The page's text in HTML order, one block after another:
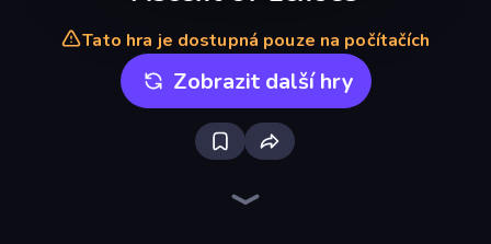
Tato hra je dostupná pouze na počítačích
Zobrazit další hry